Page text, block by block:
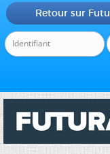
Retour sur